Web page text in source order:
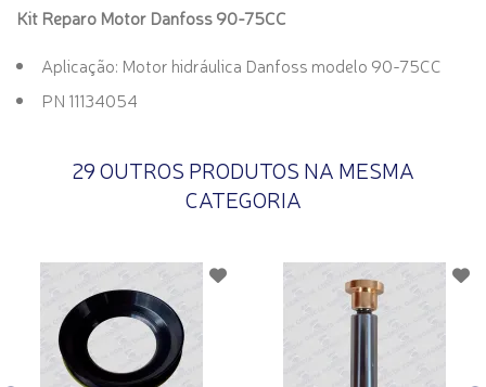
Kit Reparo Motor Danfoss 90-75CC
Aplicação: Motor hidráulica Danfoss modelo 90-75CC
PN 11134054
29 OUTROS PRODUTOS NA MESMA
CATEGORIA